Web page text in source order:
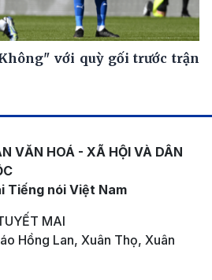
với quỳ gối trước trận
VĂN HOÁ - XÃ HỘI VÀ DÂN
Tiếng nói Việt Nam
MAI
Hồng Lan, Xuân Thọ, Xuân